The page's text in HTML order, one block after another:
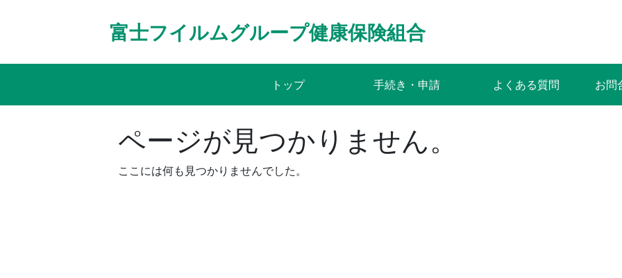
富士フイルムグループ健康保険組合
トップ 手続き・申請 よくある質問 お問
ページが見つかりません。
ここには何も見つかりませんでした。